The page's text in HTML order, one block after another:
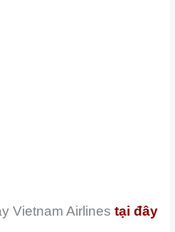
Vietnam Airlines tại đây